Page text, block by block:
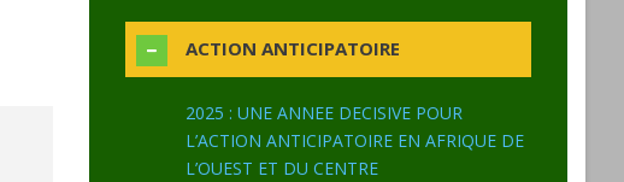
ACTION ANTICIPATOIRE
2025 : UNE ANNEE DECISIVE POUR
L’ACTION ANTICIPATOIRE EN AFRIQUE DE
L’OUEST ET DU CENTRE